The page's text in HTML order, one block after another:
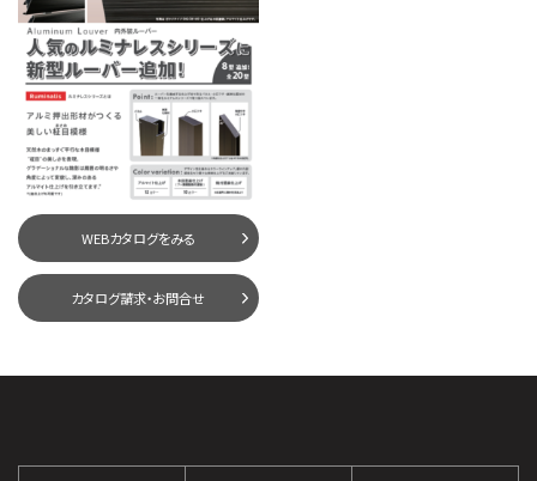
WEBカタログをみる
カタログ請求・お問合せ